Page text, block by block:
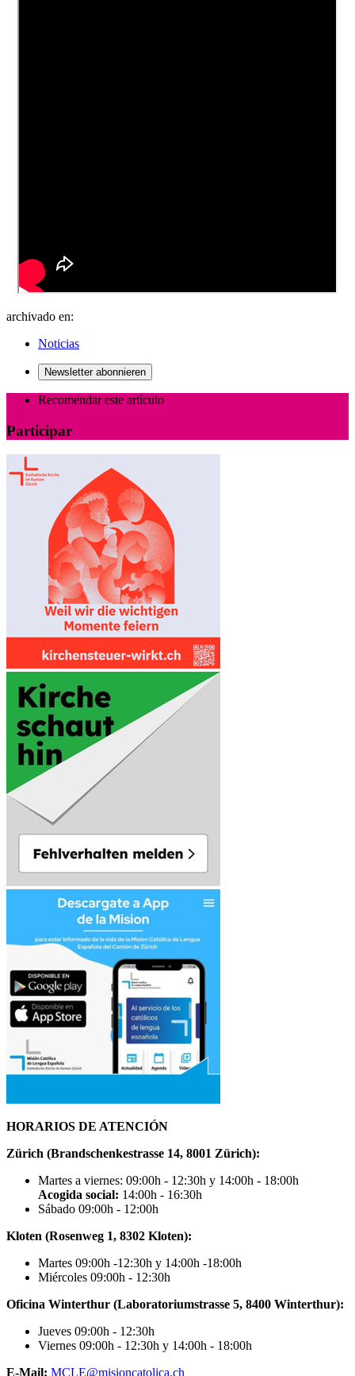
archivado en:
Noticias
Newsletter abonnieren
Recomendar este artículo
Participar
HORARIOS DE ATENCIÓN
Zürich (Brandschenkestrasse 14, 8001 Zürich):
Martes a viernes: 09:00h - 12:30h y 14:00h - 18:00h
Acogida social: 14:00h - 16:30h
Sábado 09:00h - 12:00h
Kloten (Rosenweg 1, 8302 Kloten):
Martes 09:00h -12:30h y 14:00h -18:00h
Miércoles 09:00h - 12:30h
Oficina Winterthur (Laboratoriumstrasse 5, 8400 Winterthur):
Jueves 09:00h - 12:30h
Viernes 09:00h - 12:30h y 14:00h - 18:00h
E-Mail: MCLE@misioncatolica.ch